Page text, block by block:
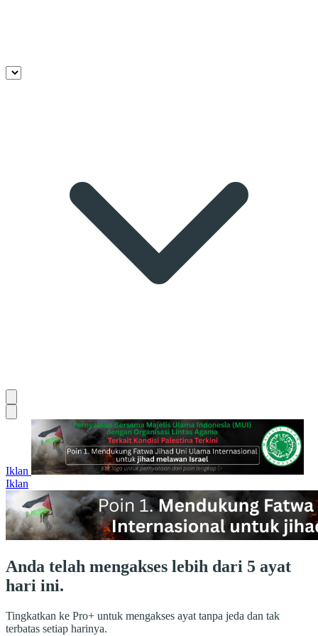
Iklan
Iklan
Anda telah mengakses lebih dari 5 ayat
hari ini.
Tingkatkan ke Pro+ untuk mengakses ayat tanpa jeda dan tak
terbatas setiap harinya.